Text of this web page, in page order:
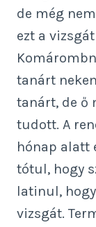
de még
ezt a
tanárt
tanárt, de ő
tudott. A
hónap alatt
tótul, hogy
latinul,
vizsgát.